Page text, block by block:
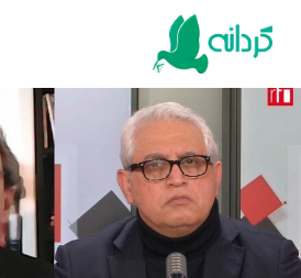
Skip
content